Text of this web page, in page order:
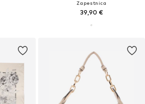
Zapestnica
39,90 €